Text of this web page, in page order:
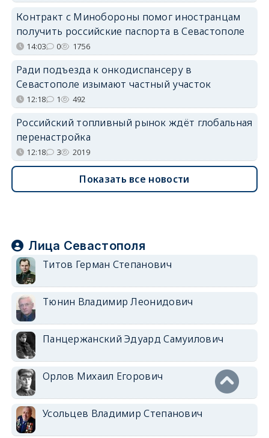
Контракт с Минобороны помог иностранцам
получить российские паспорта в Севастополе
14:03 0 1756
Ради подъезда к онкодиспансеру в
Севастополе изымают частный участок
12:18 1 492
Российский топливный рынок ждёт глобальная
перенастройка
12:18 3 2019
Показать все новости
Лица Севастополя
Титов Герман Степанович
Тюнин Владимир Леонидович
Панцержанский Эдуард Самуилович
Орлов Михаил Егорович
Усольцев Владимир Степанович